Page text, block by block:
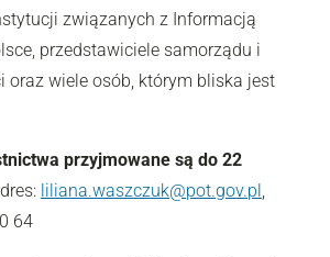
związanych z Informacją
przedstawiciele samorządu i
oraz wiele osób, którym bliska jest
przyjmowane są do 22
liliana.waszczuk@pot.gov.pl,
64